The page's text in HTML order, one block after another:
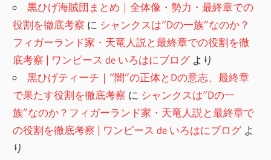
黒ひげ海賊団まとめ｜全体像・勢力・最終章での
役割を徹底考察 に シャンクスは“Dの一族”なのか？
フィガーランド家・天竜人説と最終章での役割を徹
底考察 | ワンピース de いろはにブログより
黒ひげティーチ｜“闇”の正体とDの意志、最終章
で果たす役割を徹底考察 に シャンクスは“Dの一
族”なのか？フィガーランド家・天竜人説と最終章で
の役割を徹底考察 | ワンピース de いろはにブログよ
り